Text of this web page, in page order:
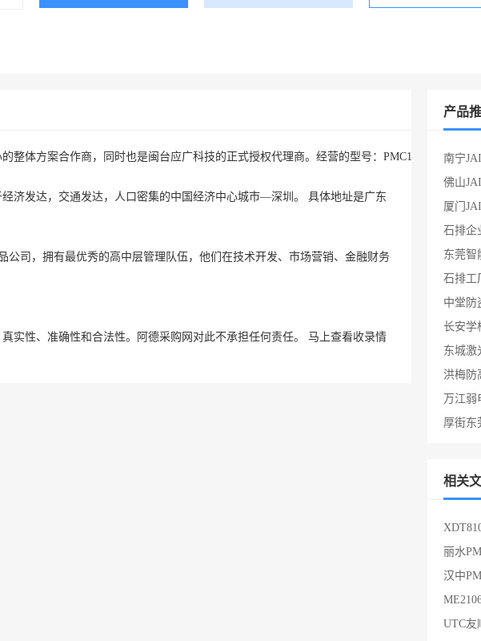
体方案合作商，同时也是闽台应广科技的正式授权代理商。经营的型号：PMC153，PMC156
济发达，交通发达，人口密集的中国经济中心城市—深圳。 具体地址是广东
司，拥有最优秀的高中层管理队伍，他们在技术开发、市场营销、金融财务
实性、准确性和合法性。阿德采购网对此不承担任何责任。
马上查看收录情
产品
南宁
佛山
厦门
石排企
东莞智
石排工
中堂防
长安学
东城激
洪梅防
万江弱
厚街东
相关
丽水
汉中
UTC友